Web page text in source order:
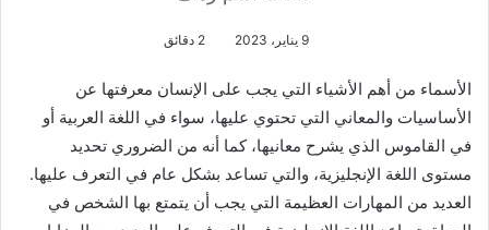
9 يناير، 2023
الأسماء من أهم الأشياء التي يجب على الإنسان معرفتها عن
الأساسيات والمعاني التي تحتوي عليها، سواء في اللغة العربية أو
في القاموس الذي يشرح معانيها، كما أنه من الضروري تحديد
مستوى اللغة الإنجليزية، والتي تساعد بشكل عام في التعرف عليها.
العديد من المهارات العظيمة التي يجب أن يتمتع بها الشخص في